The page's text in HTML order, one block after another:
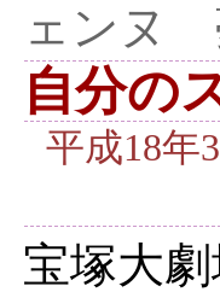
ェンヌ
自分の
平成18
宝塚大